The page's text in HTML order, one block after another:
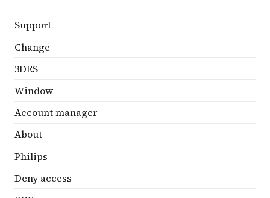
Support
Change
3DES
Window
Account manager
About
Philips
Deny access